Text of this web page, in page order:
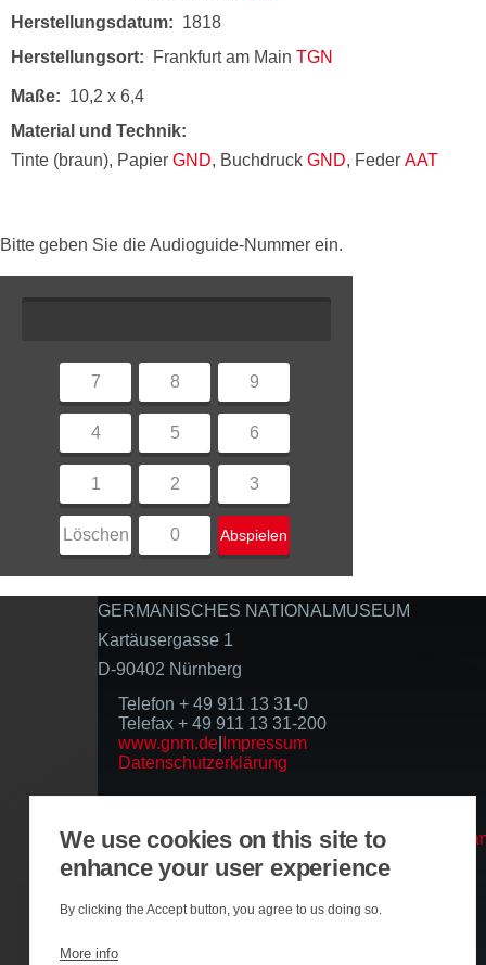
Herstellungsdatum
1818
Herstellungsort
Frankfurt am Main TGN
Maße
10,2 x 6,4
Material und Technik
Tinte (braun), Papier GND, Buchdruck GND, Feder AAT
Bitte geben Sie die Audioguide-Nummer ein.
7 8 9
4 5 6
1 2 3
Löschen 0 Abspielen
GERMANISCHES NATIONALMUSEUM
Kartäusergasse 1
D-90402 Nürnberg
Telefon + 49 911 13 31-0
Telefax + 49 911 13 31-200
www.gnm.de Impressum
Datenschutzerklärung
Basierend auf der Infrastruktur
We use cookies on this site to
enhance your user experience
By clicking the Accept button, you agree to us doing so.
More info